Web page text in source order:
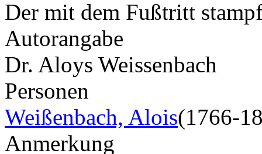
Der mit dem Fußtritt
Autorangabe
Dr. Aloys Weissenbach
Personen
Weißenbach, Alois(1766-
Anmerkung